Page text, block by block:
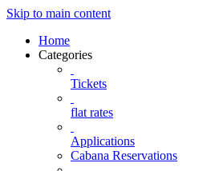
Skip to main content
Home
Categories
Tickets
flat rates
Applications
Cabana Reservations